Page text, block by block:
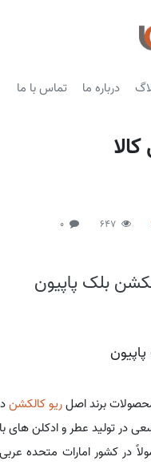
درباره ما تماس با ما
647
0
بلک پاپیون
برند اصلریو کالکشن
در تولید عطر و ادکلن های